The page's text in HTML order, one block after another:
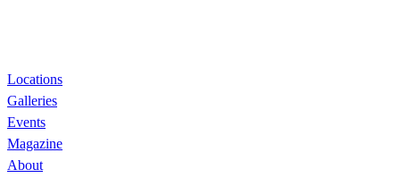
Locations
Galleries
Events
Magazine
About